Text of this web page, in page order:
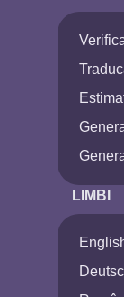
LIMBI